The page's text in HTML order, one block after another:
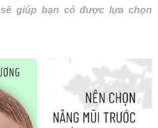
sẽ giúp bạn có được lựa chọn